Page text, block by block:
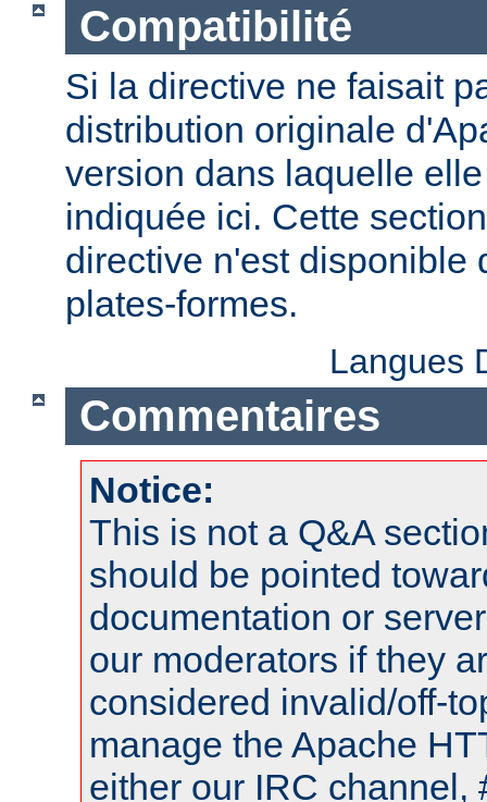
Compatibilité
Si la directive ne faisait
distribution originale
version dans laquelle
indiquée ici. Cette
directive n'est disponible
plates-formes.
Langues
Commentaires
Notice:
This is not a Q&A
should be pointed
documentation or
our moderators if they
considered invalid/off-
manage the Apache
either our IRC channel,